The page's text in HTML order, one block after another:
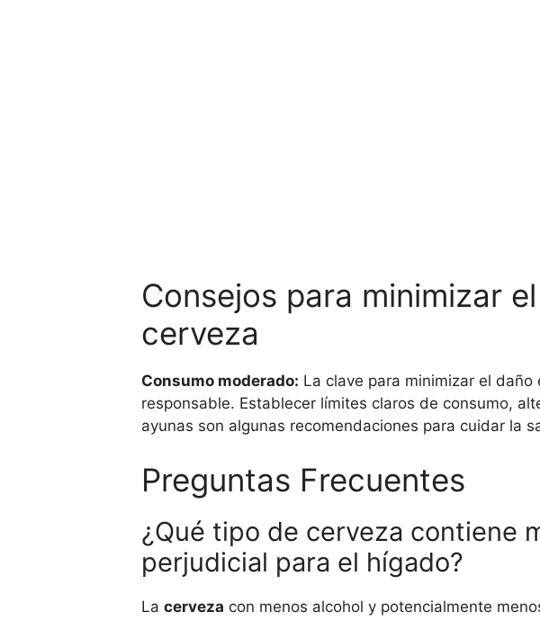
Consejos para minimizar
cerveza
Consumo moderado: La clave para minimizar el
responsable. Establecer límites claros de consumo,
ayunas son algunas recomendaciones para cuidar la
Preguntas Frecuentes
¿Qué tipo de cerveza contiene
perjudicial para el hígado?
La cerveza con menos alcohol y potencialmente